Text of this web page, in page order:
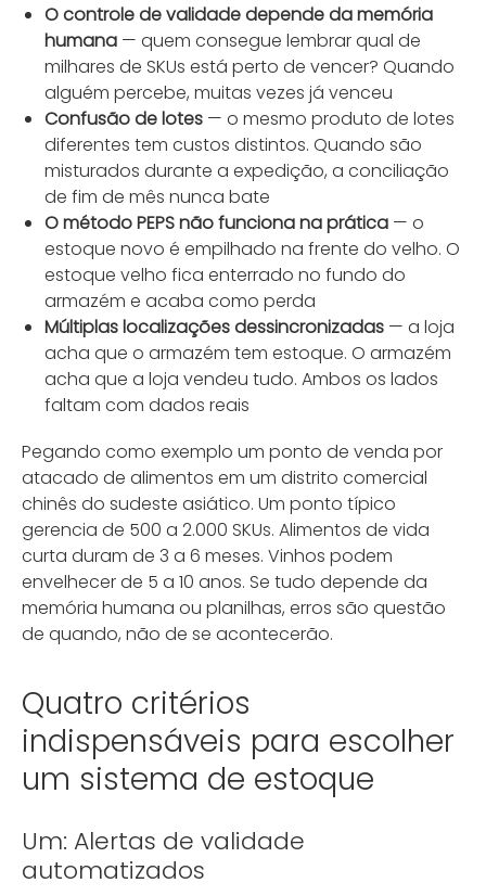
O controle de validade depende da memória
humana— quem consegue lembrar qual de
milhares de SKUs está perto de vencer? Quando
alguém percebe, muitas vezes já venceu
Confusão de lotes— o mesmo produto de lotes
diferentes tem custos distintos. Quando são
misturados durante a expedição, a conciliação
de fim de mês nunca bate
O método PEPS não funciona na prática— o
estoque novo é empilhado na frente do velho. O
estoque velho fica enterrado no fundo do
armazém e acaba como perda
Múltiplas localizações dessincronizadas— a loja
acha que o armazém tem estoque. O armazém
acha que a loja vendeu tudo. Ambos os lados
faltam com dados reais
Pegando como exemplo um ponto de venda por
atacado de alimentos em um distrito comercial
chinês do sudeste asiático. Um ponto típico
gerencia de 500 a 2.000 SKUs. Alimentos de vida
curta duram de 3 a 6 meses. Vinhos podem
envelhecer de 5 a 10 anos. Se tudo depende da
memória humana ou planilhas, erros são questão
de quando, não de se acontecerão.
Quatro critérios
indispensáveis para escolher
um sistema de estoque
Um: Alertas de validade
automatizados